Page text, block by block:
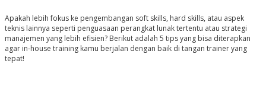
Apakah lebih fokus ke pengembangan soft skills, hard skills, atau aspek
teknis lainnya seperti penguasaan perangkat lunak tertentu atau strategi
manajemen yang lebih efisien? Berikut adalah 5 tips yang bisa diterapkan
agar in-house training kamu berjalan dengan baik di tangan trainer yang
tepat!